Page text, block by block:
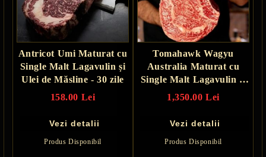
Antricot Umi Maturat cu
Single Malt Lagavulin și
Ulei de Măsline - 30 zile
158.00 Lei
Vezi detalii
Produs Disponibil
Tomahawk Wagyu
Australia Maturat cu
Single Malt Lagavulin și
Ulei de Măsline - 30 zile
1,350.00 Lei
Vezi detalii
Produs Disponibil